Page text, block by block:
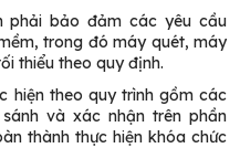
phải bảo đảm các yêu cầu
trong đó máy quét, máy
thiểu theo quy định.
hiện theo quy trình gồm các
và xác nhận trên phần
thành thực hiện khóa chức